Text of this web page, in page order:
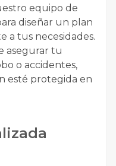
equipo de
diseñar un plan
a tus necesidades.
asegurar tu
o accidentes,
esté protegida en